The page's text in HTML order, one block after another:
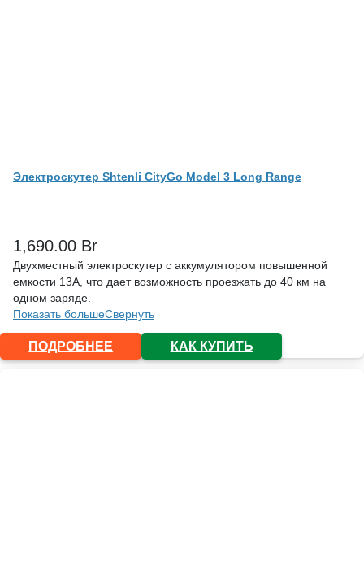
Электроскутер Shtenli CityGo Model 3 Long Range
1,690.00 Br
Двухместный электроскутер с аккумулятором повышенной
емкости 13А, что дает возможность проезжать до 40 км на
одном заряде.
Показать большеСвернуть
ПОДРОБНЕЕ КАК КУПИТЬ